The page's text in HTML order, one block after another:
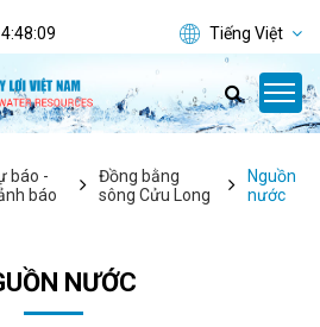
4:48:09 Tiếng Việt
báo -
báo
Đồng bằng
sông Cửu Long
Nguồn
nước
NƯỚC